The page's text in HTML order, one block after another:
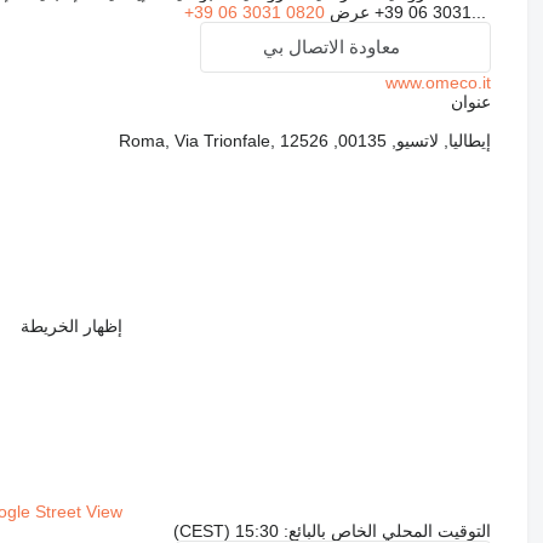
+39 06 3031... عرض +39 06 3031 0820
معاودة الاتصال بي
www.omeco.it
عنوان
إيطاليا, لاتسيو, 00135, Roma, Via Trionfale, 12526
إظهار الخريطة
Street View
التوقيت المحلي الخاص بالبائع: 15:30 (CEST)